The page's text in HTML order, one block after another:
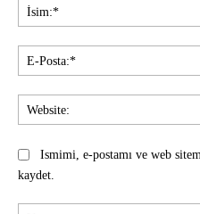
Ismimi, e-postamı ve web
kaydet.